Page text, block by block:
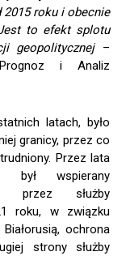
2015 roku i obecnie
to efekt splotu
geopolitycznej –
i Analiz
latach, było
granicy, przez co
Przez lata
był wspierany
przez służby
roku, w związku
ochrona
strony służby